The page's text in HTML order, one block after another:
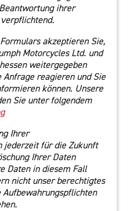
ihrer
akzeptieren Sie,
Motorcycles Ltd. und
weitergegeben
reagieren und Sie
können. Unsere
Sie unter folgendem
Ihrer
jederzeit für die Zukunft
Ihrer Daten
Daten in diesem Fall
nicht unser berechtigtes